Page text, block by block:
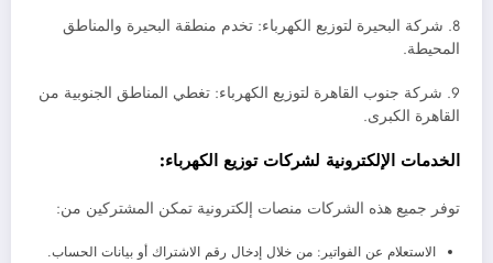
8. شركة البحيرة لتوزيع الكهرباء: تخدم منطقة البحيرة والمناطق
المحيطة.
9. شركة جنوب القاهرة لتوزيع الكهرباء: تغطي المناطق الجنوبية من
القاهرة الكبرى.
الخدمات الإلكترونية لشركات توزيع الكهرباء:
توفر جميع هذه الشركات منصات إلكترونية تمكن المشتركين من:
الاستعلام عن الفواتير: من خلال إدخال رقم الاشتراك أو بيانات الحساب.